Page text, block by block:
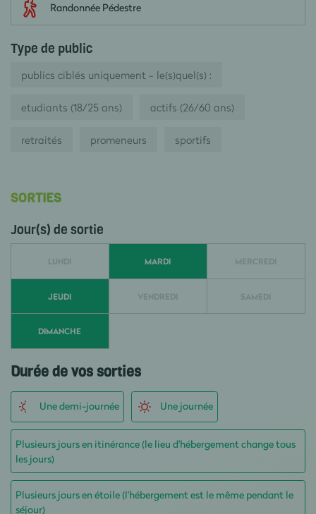
Randonnée Pédestre
Type de public
publics ciblés uniquement - le(s)quel(s) :
etudiants (18/25 ans) actifs (26/60 ans)
retraités promeneurs sportifs
SORTIES
Jour(s) de sortie
LUNDI MARDI MERCREDI
JEUDI VENDREDI SAMEDI
DIMANCHE
Durée de vos sorties
Une demi-journée Une journée
Plusieurs jours en itinérance (le lieu d'hébergement change tous
les jours)
Plusieurs jours en étoile (l'hébergement est le même pendant le
séjour)